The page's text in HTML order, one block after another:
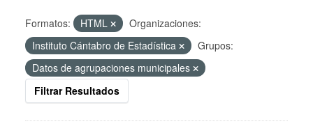
Formatos: HTML
Organizaciones:
Instituto Cántabro de Estadística
Grupos:
Datos de agrupaciones municipales
Filtrar Resultados